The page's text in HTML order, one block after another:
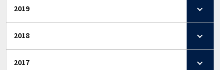
2019
2018
2017